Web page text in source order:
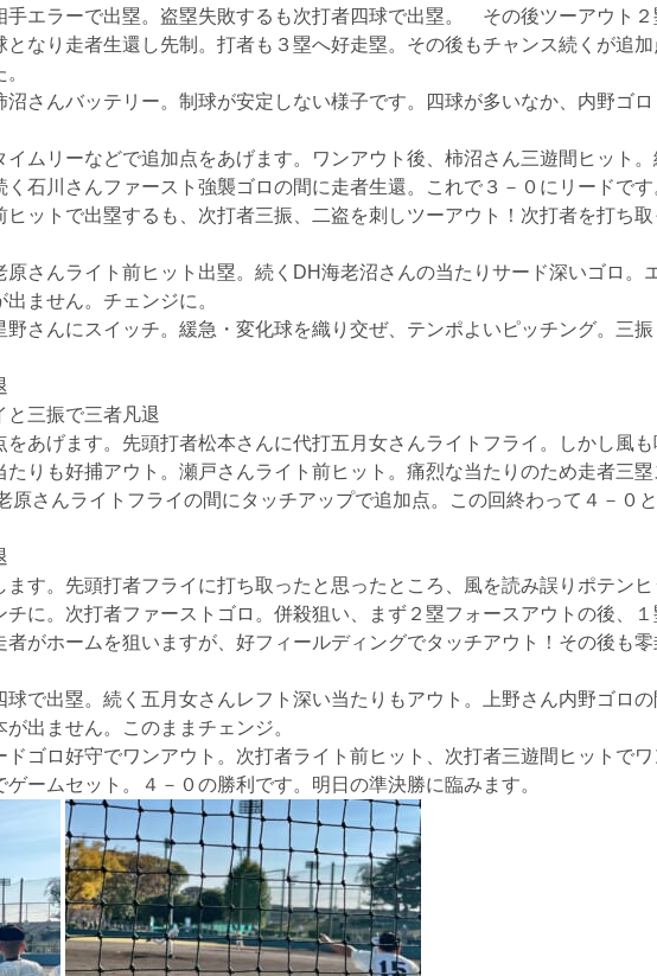
手エラーで出塁。盗塁失敗するも次打者四球で出塁。 その後ツーアウト
なり走者生還し先制。打者も３塁へ好走塁。その後もチャンス続くが追加
沼さんバッテリー。制球が安定しない様子です。四球が多いなか、内野ゴ
イムリーなどで追加点をあげます。ワンアウト後、柿沼さん三遊間ヒット。
く石川さんファースト強襲ゴロの間に走者生還。これで３－０にリードで
ヒットで出塁するも、次打者三振、二盗を刺しツーアウト！次打者を打ち取
原さんライト前ヒット出塁。続くDH海老沼さんの当たりサード深いゴロ。
ません。チェンジに。
野さんにスイッチ。緩急・変化球を織り交ぜ、テンポよいピッチング。三
と三振で三者凡退
あげます。先頭打者松本さんに代打五月女さんライトフライ。しかし風も
りも好捕アウト。瀬戸さんライト前ヒット。痛烈な当たりのため走者三塁
原さんライトフライの間にタッチアップで追加点。この回終わって４－０と
ます。先頭打者フライに打ち取ったと思ったところ、風を読み誤りポテン
に。次打者ファーストゴロ。併殺狙い、まず２塁フォースアウトの後、１
がホームを狙いますが、好フィールディングでタッチアウト！その後も
球で出塁。続く五月女さんレフト深い当たりもアウト。上野さん内野ゴロ
出ません。このままチェンジ。
ゴロ好守でワンアウト。次打者ライト前ヒット、次打者三遊間ヒットでワ
ームセット。４－０の勝利です。明日の準決勝に臨みます。